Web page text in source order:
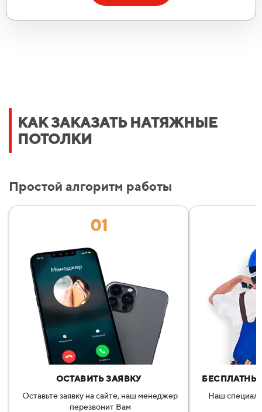
КАК ЗАКАЗАТЬ НАТЯЖНЫЕ
ПОТОЛКИ
Простой алгоритм работы
01
ОСТАВИТЬ ЗАЯВКУ
Оставьте заявку на сайте, наш менеджер
перезвонит Вам
Наш